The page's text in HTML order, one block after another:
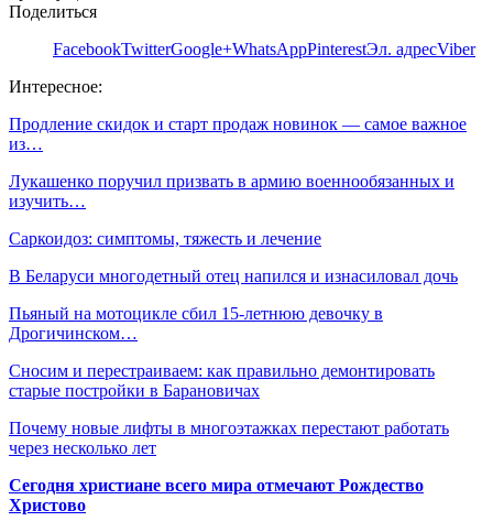
Поделиться
FacebookTwitterGoogle+WhatsAppPinterestЭл. адресViber
Интересное:
Продление скидок и старт продаж новинок — самое важное
из…
Лукашенко поручил призвать в армию военнообязанных и
изучить…
Саркоидоз: симптомы, тяжесть и лечение
В Беларуси многодетный отец напился и изнасиловал дочь
Пьяный на мотоцикле сбил 15-летнюю девочку в
Дрогичинском…
Сносим и перестраиваем: как правильно демонтировать
старые постройки в Барановичах
Почему новые лифты в многоэтажках перестают работать
через несколько лет
Сегодня христиане всего мира отмечают Рождество
Христово